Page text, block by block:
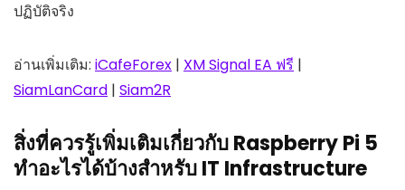
ปฏิบัติจริง
อ่านเพิ่มเติม: iCafeForex | XM Signal EA ฟรี |
SiamLanCard | Siam2R
สิ่งที่ควรรู้เพิ่มเติมเกี่ยวกับ Raspberry Pi 5
ทำอะไรได้บ้างสำหรับ IT Infrastructure